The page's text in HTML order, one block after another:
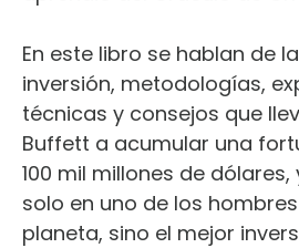
En este libro se hablan de
inversión, metodologías,
técnicas y consejos que
Buffett a acumular una
100 mil millones de
solo en uno de los
planeta, sino el mejor